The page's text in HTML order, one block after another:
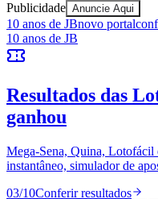
Publicidade Anuncie Aqui